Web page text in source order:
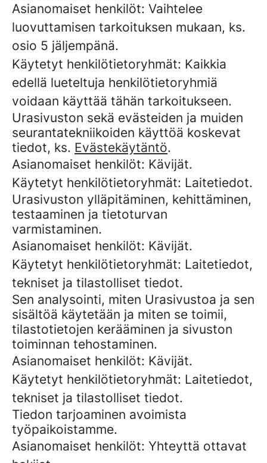
Asianomaiset henkilöt: Vaihtelee
luovuttamisen tarkoituksen mukaan, ks.
osio 5 jäljempänä.
Käytetyt henkilötietoryhmät: Kaikkia
edellä lueteltuja henkilötietoryhmiä
voidaan käyttää tähän tarkoitukseen.
Urasivuston sekä evästeiden ja muiden
seurantatekniikoiden käyttöä koskevat
tiedot, ks. Evästekäytäntö.
Asianomaiset henkilöt: Kävijät.
Käytetyt henkilötietoryhmät: Laitetiedot.
Urasivuston ylläpitäminen, kehittäminen,
testaaminen ja tietoturvan
varmistaminen.
Asianomaiset henkilöt: Kävijät.
Käytetyt henkilötietoryhmät: Laitetiedot,
tekniset ja tilastolliset tiedot.
Sen analysointi, miten Urasivustoa ja sen
sisältöä käytetään ja miten se toimii,
tilastotietojen kerääminen ja sivuston
toiminnan tehostaminen.
Asianomaiset henkilöt: Kävijät.
Käytetyt henkilötietoryhmät: Laitetiedot,
tekniset ja tilastolliset tiedot.
Tiedon tarjoaminen avoimista
työpaikoistamme.
Asianomaiset henkilöt: Yhteyttä ottavat